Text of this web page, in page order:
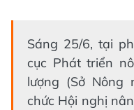
Sáng 25/6, tại
cục Phát triển
lượng (Sở Nông
chức Hội nghị